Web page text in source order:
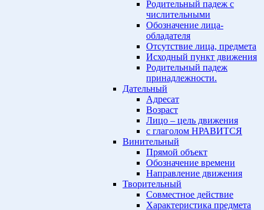
Родительный падеж с
числительными
Обозначение лица-
обладателя
Отсутствие лица, предмета
Исходный пункт движения
Родительный падеж
принадлежности.
Дательный
Адресат
Возраст
Лицо – цель движения
с глаголом НРАВИТСЯ
Винительный
Прямой объект
Обозначение времени
Направление движения
Творительный
Совместное действие
Характеристика предмета